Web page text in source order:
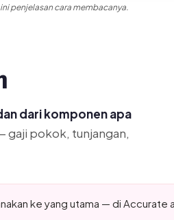
penjelasan cara membacanya.
dari komponen apa
gaji pokok, tunjangan,
ke yang utama — di Accurate